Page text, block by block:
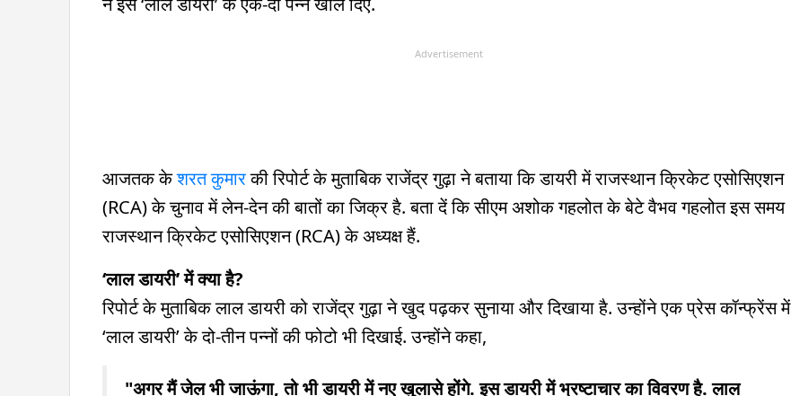
Advertisement
आजतक केशरत कुमारकी रिपोर्ट के मुताबिक राजेंद्र गुढ़ा ने बताया कि डायरी में राजस्थान क्रिकेट एसोसिएशन
(RCA) के चुनाव में लेन-देन की बातों का जिक्र है. बता दें कि सीएम अशोक गहलोत के बेटे वैभव गहलोत इस समय
राजस्थान क्रिकेट एसोसिएशन (RCA) के अध्यक्ष हैं.
‘लाल डायरी’ में क्या है?
रिपोर्ट के मुताबिक लाल डायरी को राजेंद्र गुढ़ा ने खुद पढ़कर सुनाया और दिखाया है. उन्होंने एक प्रेस कॉन्फ्रेंस में
‘लाल डायरी’ के दो-तीन पन्नों की फोटो भी दिखाई. उन्होंने कहा,
"अगर मैं जेल भी जाऊंगा, तो भी डायरी में नए खुलासे होंगे. इस डायरी में भ्रष्टाचार का विवरण है. लाल